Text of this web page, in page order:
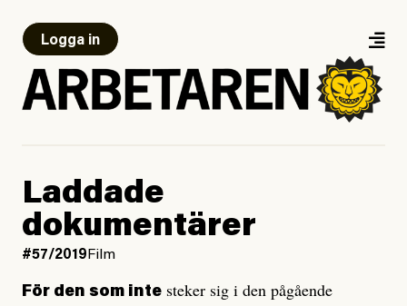
Logga in
Laddade
dokumentärer
#57/2019Film
För den som inte steker sig i den pågående